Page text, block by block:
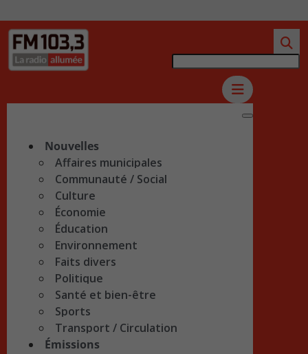
Nouvelles
Affaires municipales
Communauté / Social
Culture
Économie
Éducation
Environnement
Faits divers
Politique
Santé et bien-être
Sports
Transport / Circulation
Émissions